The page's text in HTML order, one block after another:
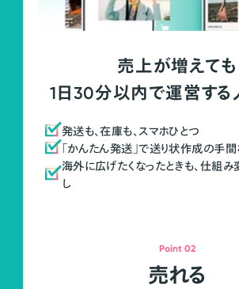
売上が増えても
1日30分以内で運営す
発送も、在庫も、スマホひとつ
「かんたん発送」で送り状作成の手間
海外に広げたくなったときも、仕組
し
Point 02
売れる